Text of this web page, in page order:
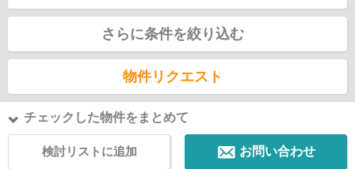
さらに条件を絞り込む
物件リクエスト
チェックした物件をまとめて
検討リストに追加 お問い合わせ